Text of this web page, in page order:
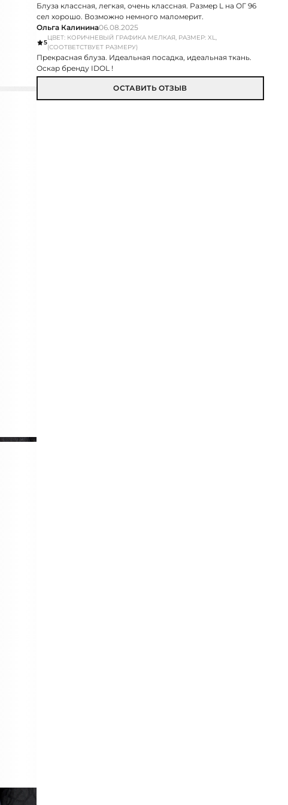
Блуза классная, легкая, очень классная. Размер L на ОГ 96
сел хорошо. Возможно немного маломерит.
Ольга Калинина06.08.2025
5
ЦВЕТ: КОРИЧНЕВЫЙ ГРАФИКА МЕЛКАЯ, РАЗМЕР: XL,
(СООТВЕТСТВУЕТ РАЗМЕРУ)
Прекрасная блуза. Идеальная посадка, идеальная ткань.
Оскар бренду IDOL !
ОСТАВИТЬ ОТЗЫВ